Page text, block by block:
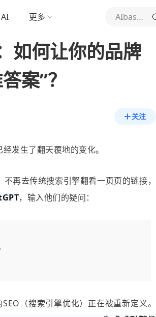
AI 更多 AIbase基地
如何让你的品牌
案”？
关注
发生了翻天覆地的变化。
再去传统搜索引擎翻看一页页的链接，
，输入他们的疑问：
（搜索引擎优化）正在被重新定义。